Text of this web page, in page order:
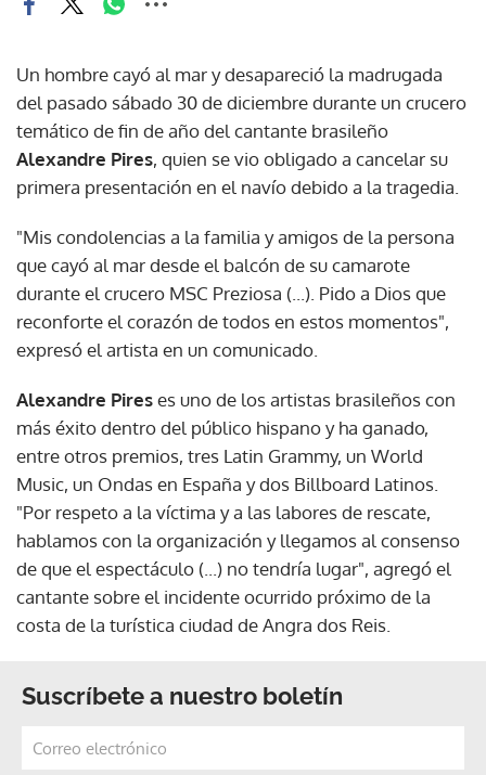
Un hombre cayó al mar y desapareció la madrugada
del pasado sábado 30 de diciembre durante un crucero
temático de fin de año del cantante brasileño
Alexandre Pires, quien se vio obligado a cancelar su
primera presentación en el navío debido a la tragedia.
"Mis condolencias a la familia y amigos de la persona
que cayó al mar desde el balcón de su camarote
durante el crucero MSC Preziosa (...). Pido a Dios que
reconforte el corazón de todos en estos momentos",
expresó el artista en un comunicado.
Alexandre Pireses uno de los artistas brasileños con
más éxito dentro del público hispano y ha ganado,
entre otros premios, tres Latin Grammy, un World
Music, un Ondas en España y dos Billboard Latinos.
"Por respeto a la víctima y a las labores de rescate,
hablamos con la organización y llegamos al consenso
de que el espectáculo (...) no tendría lugar", agregó el
cantante sobre el incidente ocurrido próximo de la
costa de la turística ciudad de Angra dos Reis.
Suscríbete a nuestro boletín